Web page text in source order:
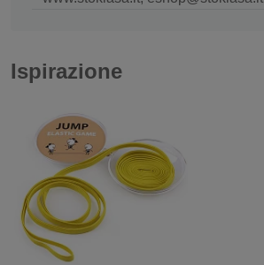
Ispirazione